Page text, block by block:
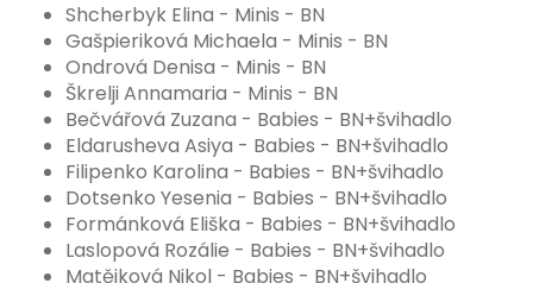
Shcherbyk Elina - Minis - BN
Gašpieriková Michaela - Minis - BN
Ondrová Denisa - Minis - BN
Škrelji Annamaria - Minis - BN
Bečvářová Zuzana - Babies - BN+švihadlo
Eldarusheva Asiya - Babies - BN+švihadlo
Filipenko Karolina - Babies - BN+švihadlo
Dotsenko Yesenia - Babies - BN+švihadlo
Formánková Eliška - Babies - BN+švihadlo
Laslopová Rozálie - Babies - BN+švihadlo
Matějková Nikol - Babies - BN+švihadlo